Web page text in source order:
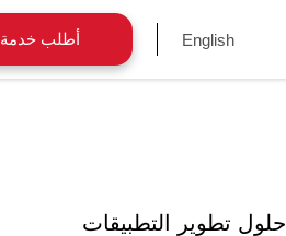
English أطلب خدمة
حلول تطوير التطبيقات